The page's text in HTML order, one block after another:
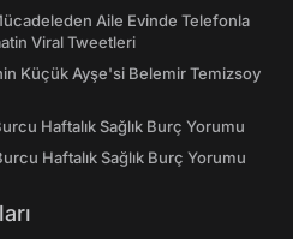
Aile Evinde Telefonla
Viral Tweetleri
Küçük Ayşe'si Belemir Temizsoy
Haftalık Sağlık Burç Yorumu
Haftalık Sağlık Burç Yorumu